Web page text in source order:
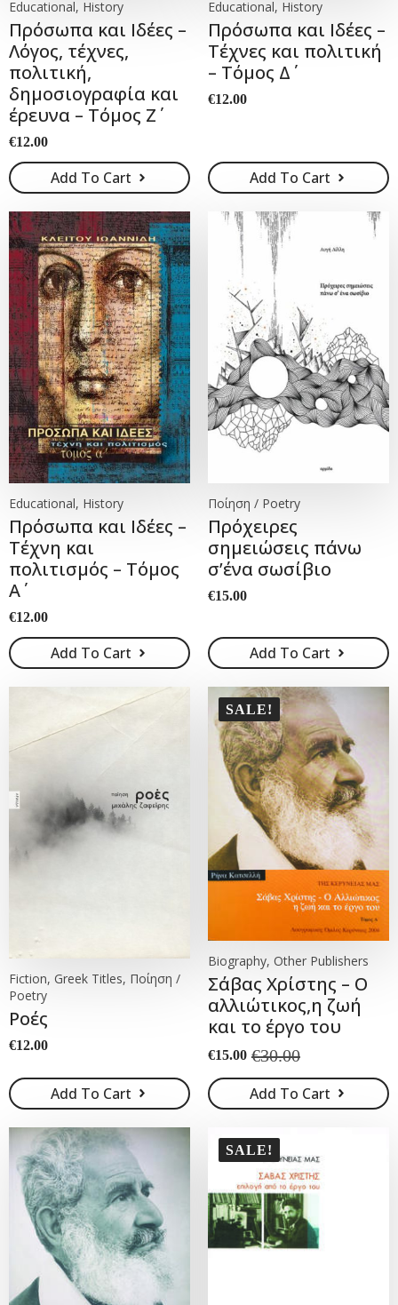
Educational, History
Πρόσωπα και Ιδέες –
Λόγος, τέχνες,
πολιτική,
δημοσιογραφία και
έρευνα – Τόμος Ζ΄
€12.00
Add To Cart
Educational, History
Πρόσωπα και Ιδέες –
Τέχνες και πολιτική
– Τόμος Δ΄
€12.00
Add To Cart
Educational, History
Πρόσωπα και Ιδέες –
Τέχνη και
πολιτισμός – Τόμος
Α΄
€12.00
Add To Cart
Ποίηση / Poetry
Πρόχειρες
σημειώσεις πάνω
σ’ένα σωσίβιο
€15.00
Add To Cart
Fiction, Greek Titles, Ποίηση /
Poetry
Ροές
€12.00
Add To Cart
SALE!
Biography, Other Publishers
Σάβας Χρίστης – Ο
αλλιώτικος,η ζωή
και το έργο του
€30.00
Original
price
was:
€30.00.
€15.00
Current
price
is:
€15.00.
Add To Cart
SALE!